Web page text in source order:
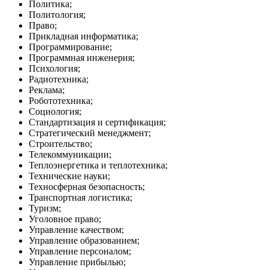
Политика;
Политология;
Право;
Прикладная информатика;
Программирование;
Программная инженерия;
Психология;
Радиотехника;
Реклама;
Робототехника;
Социология;
Стандартизация и сертификация;
Стратегический менеджмент;
Строительство;
Телекоммуникации;
Теплоэнергетика и теплотехника;
Технические науки;
Техносферная безопасность;
Транспортная логистика;
Туризм;
Уголовное право;
Управление качеством;
Управление образованием;
Управление персоналом;
Управление прибылью;